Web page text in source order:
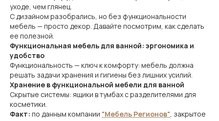
уходе, чем глянец.
С дизайном разобрались, но без функциональности
мебель — просто декор. Давайте посмотрим, как сделать
ее полезной.
Функциональная мебель для ванной: эргономика и
удобство
Функциональность — ключ к комфорту: мебель должна
решать задачи хранения и гигиены без лишних усилий.
Хранение в функциональной мебели для ванной
Скрытые системы: ящики в тумбах с разделителями для
косметики.
Факт: по данным компании "Мебель Регионов", закрытое